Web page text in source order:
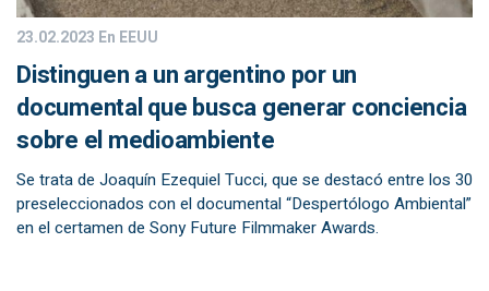
23.02.2023 En EEUU
Distinguen a un argentino por un
documental que busca generar conciencia
sobre el medioambiente
Se trata de Joaquín Ezequiel Tucci, que se destacó entre los 30
preseleccionados con el documental “Despertólogo Ambiental”
en el certamen de Sony Future Filmmaker Awards.